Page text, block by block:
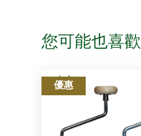
您可能也喜歡
優惠